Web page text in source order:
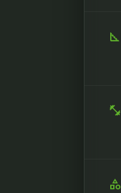
square_foot
fitness_center
category